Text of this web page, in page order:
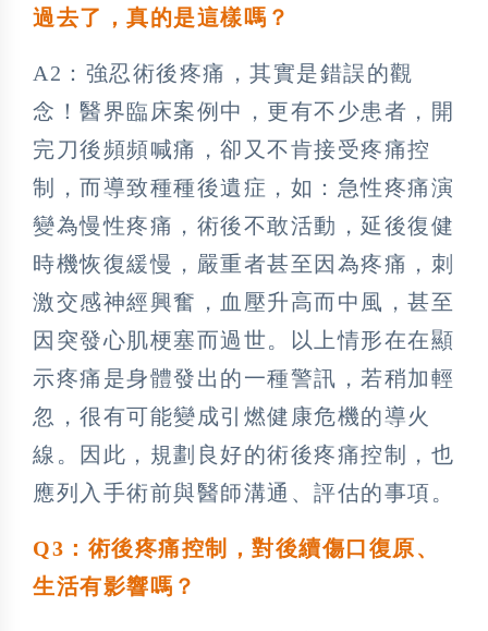
過去了，真的是這樣嗎？
A2：強忍術後疼痛，其實是錯誤的觀
念！醫界臨床案例中，更有不少患者，開
完刀後頻頻喊痛，卻又不肯接受疼痛控
制，而導致種種後遺症，如：急性疼痛演
變為慢性疼痛，術後不敢活動，延後復健
時機恢復緩慢，嚴重者甚至因為疼痛，刺
激交感神經興奮，血壓升高而中風，甚至
因突發心肌梗塞而過世。以上情形在在顯
示疼痛是身體發出的一種警訊，若稍加輕
忽，很有可能變成引燃健康危機的導火
線。因此，規劃良好的術後疼痛控制，也
應列入手術前與醫師溝通、評估的事項。
Q3：術後疼痛控制，對後續傷口復原、
生活有影響嗎？